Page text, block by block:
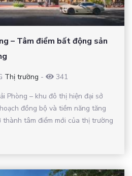
– Tâm điểm bất động sản
Thị trường -
341
Phòng – khu đô thị hiện đại sở
đồng bộ và tiềm năng tăng
thành tâm điểm mới của thị trường